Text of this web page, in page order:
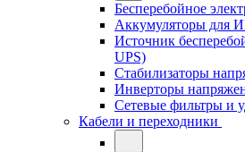
Бесперебойное
Аккумуляторы для
Источник
UPS)
Стабилизаторы
Инверторы
Сетевые фильтры и
Кабели и переходники